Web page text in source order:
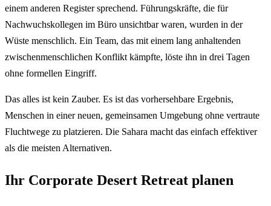
einem anderen Register sprechend. Führungskräfte, die für
Nachwuchskollegen im Büro unsichtbar waren, wurden in der
Wüste menschlich. Ein Team, das mit einem lang anhaltenden
zwischenmenschlichen Konflikt kämpfte, löste ihn in drei Tagen
ohne formellen Eingriff.
Das alles ist kein Zauber. Es ist das vorhersehbare Ergebnis,
Menschen in einer neuen, gemeinsamen Umgebung ohne vertraute
Fluchtwege zu platzieren. Die Sahara macht das einfach effektiver
als die meisten Alternativen.
Ihr Corporate Desert Retreat planen